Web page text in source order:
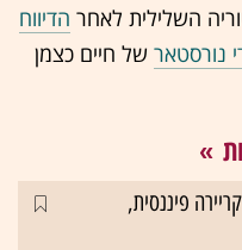
השלילית לאחר הדיווח
נורסטאר של חיים כצמן
פיננסית,